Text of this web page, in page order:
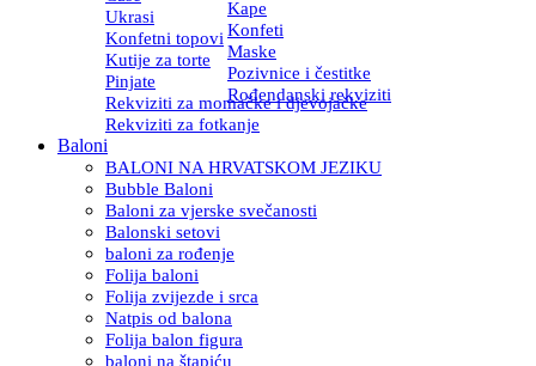
Ukrasi
Kape
Konfetni topovi Konfeti
Kutije za torte
Maske
Pinjate
Pozivnice i čestitke
Rekviziti za momačke i djevojačke
Rođendanski rekviziti
Rekviziti za fotkanje
Baloni
BALONI NA HRVATSKOM JEZIKU
Bubble Baloni
Baloni za vjerske svečanosti
Balonski setovi
baloni za rođenje
Folija baloni
Folija zvijezde i srca
Natpis od balona
Folija balon figura
baloni na štapiću